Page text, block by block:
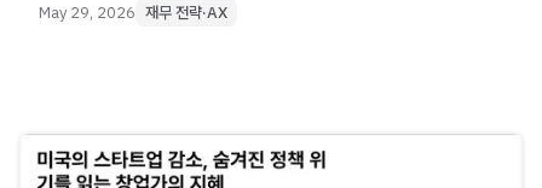
May 29, 2026 재무 전략·AX